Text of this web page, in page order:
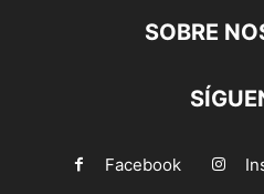
SOBRE
Facebook